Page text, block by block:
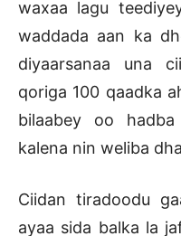
waxaa lagu
waddada aan ka
diyaarsanaa una
qoriga 100 qaadka
bilaabey oo
kalena nin weliba
Ciidan tiradoodu
ayaa sida balka la